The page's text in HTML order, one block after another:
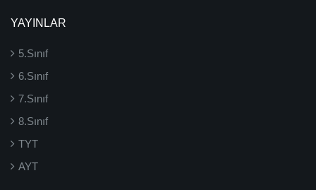
YAYINLAR
5.Sınıf
6.Sınıf
7.Sınıf
8.Sınıf
TYT
AYT